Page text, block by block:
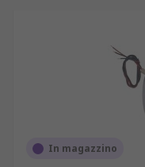
In magazzino